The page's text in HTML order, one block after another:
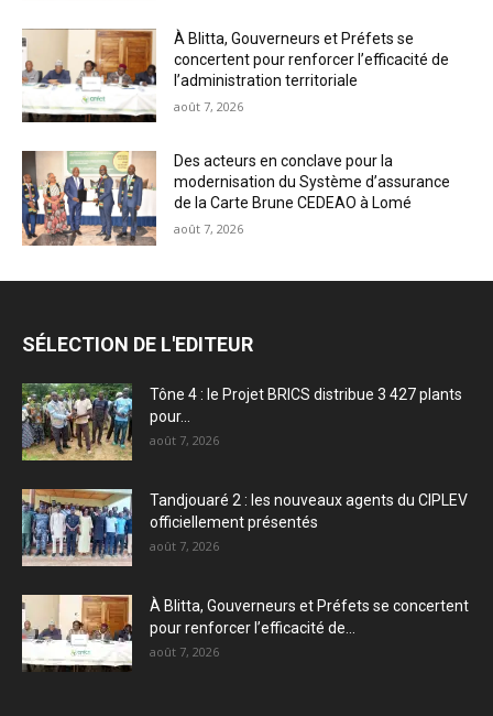
À Blitta, Gouverneurs et Préfets se
concertent pour renforcer l’efficacité de
l’administration territoriale
août 7, 2026
Des acteurs en conclave pour la
modernisation du Système d’assurance
de la Carte Brune CEDEAO à Lomé
août 7, 2026
SÉLECTION DE L'EDITEUR
Tône 4 : le Projet BRICS distribue 3 427 plants
pour...
août 7, 2026
Tandjouaré 2 : les nouveaux agents du CIPLEV
officiellement présentés
août 7, 2026
À Blitta, Gouverneurs et Préfets se concertent
pour renforcer l’efficacité de...
août 7, 2026